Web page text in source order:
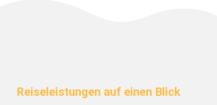
Reiseleistungen auf einen Blick